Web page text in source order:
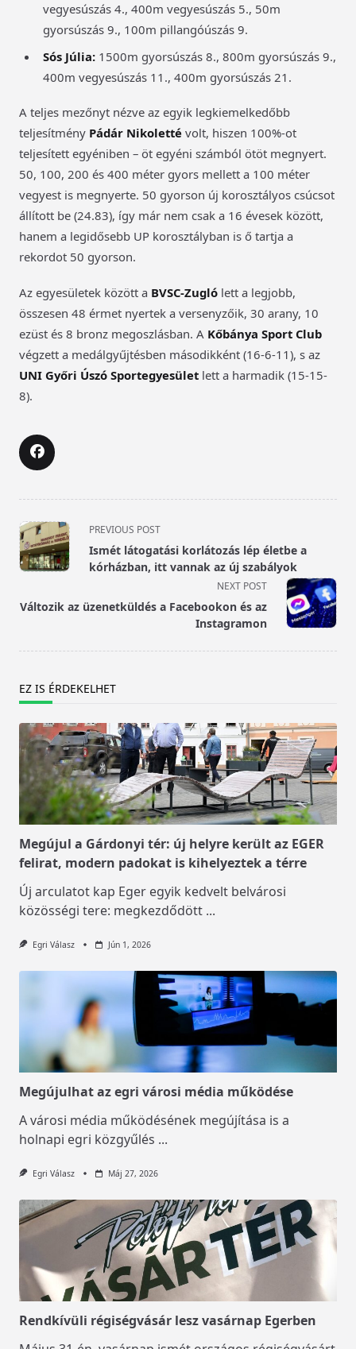
vegyesúszás 4., 400m vegyesúszás 5., 50m
gyorsúszás 9., 100m pillangóúszás 9.
Sós Júlia:1500m gyorsúszás 8., 800m gyorsúszás 9.,
400m vegyesúszás 11., 400m gyorsúszás 21.
A teljes mezőnyt nézve az egyik legkiemelkedőbb
teljesítmény Pádár Nikoletté volt, hiszen 100%-ot
teljesített egyéniben – öt egyéni számból ötöt megnyert.
50, 100, 200 és 400 méter gyors mellett a 100 méter
vegyest is megnyerte. 50 gyorson új korosztályos csúcsot
állított be (24.83), így már nem csak a 16 évesek között,
hanem a legidősebb UP korosztályban is ő tartja a
rekordot 50 gyorson.
Az egyesületek között a BVSC-Zugló lett a legjobb,
összesen 48 érmet nyertek a versenyzőik, 30 arany, 10
ezüst és 8 bronz megoszlásban. A Kőbánya Sport Club
végzett a medálgyűjtésben másodikként (16-6-11), s az
UNI Győri Úszó Sportegyesület lett a harmadik (15-15-
8).
<span
class="nav-
subtitle
reader-
PREVIOUS POST
Ismét látogatási korlátozás lép életbe a
kórházban, itt vannak az új szabályok
NEXT POST
Változik az üzenetküldés a Facebookon és az
Instagramon
EZ IS ÉRDEKELHET
Megújul a Gárdonyi tér: új helyre került az EGER
felirat, modern padokat is kihelyeztek a térre
Új arculatot kap Eger egyik kedvelt belvárosi
közösségi tere: megkezdődött ...
Egri Válasz Jún 1, 2026
Megújulhat az egri városi média működése
A városi média működésének megújítása is a
holnapi egri közgyűlés ...
Egri Válasz Máj 27, 2026
Rendkívüli régiségvásár lesz vasárnap Egerben